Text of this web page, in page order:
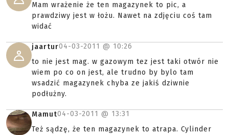
Mam wrażenie że ten magazynek to pic, a
prawdziwy jest w łożu. Nawet na zdjęciu coś tam
widać
jaartur04-03-2011 @ 10:26
to nie jest mag. w gazowym tez jest taki otwór nie
wiem po co on jest, ale trudno by bylo tam
wsadzić magazynek chyba ze jakiś dziwnie
podłużny.
Mamut04-03-2011 @ 13:31
Też sądzę, że ten magazynek to atrapa. Cylinder